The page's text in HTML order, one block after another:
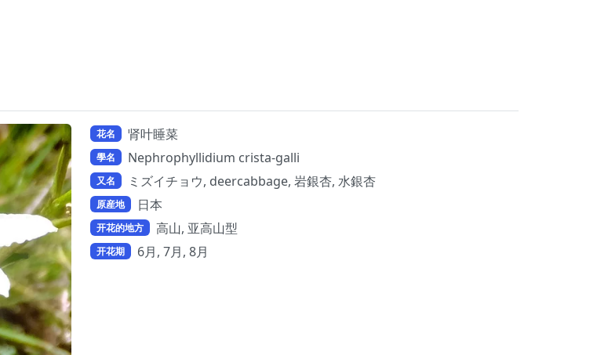
花名 肾叶睡菜
學名 Nephrophyllidium crista-galli
又名 ミズイチョウ, deercabbage, 岩銀杏, 水銀杏
原産地 日本
开花的地方 高山, 亚高山型
开花期 6月, 7月, 8月